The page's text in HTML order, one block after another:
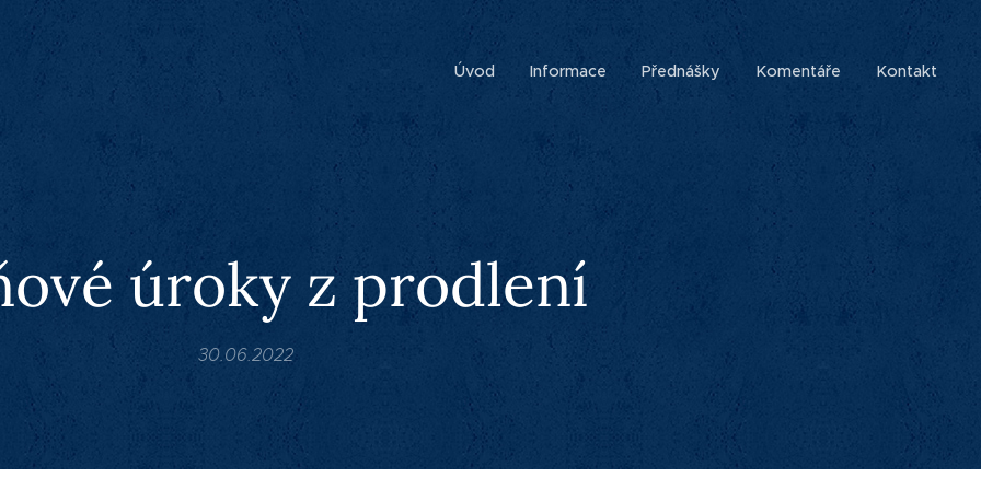
Úvod Informace Přednášky Komentáře Kontakt
úroky z prodlení
30.06.2022